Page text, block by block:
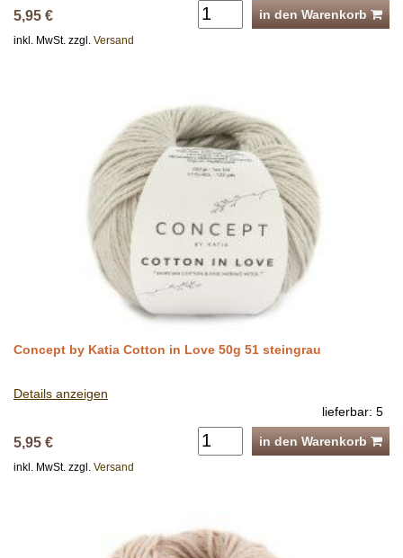
5,95 € in den Warenkorb
inkl. MwSt. zzgl. Versand
Concept by Katia Cotton in Love 50g 51 steingrau
Details anzeigen
lieferbar: 5
5,95 € in den Warenkorb
inkl. MwSt. zzgl. Versand